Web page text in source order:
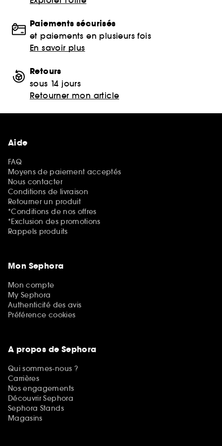
Paiements sécurisés
et paiements en plusieurs fois
En savoir plus
Retours
sous 14 jours
Retourner mon article
Aide
FAQ
Moyens de paiement acceptés
Nous contacter
Conditions de livraison
Retourner un produit
*Conditions de nos offres
*Exclusion des promotions
Rappels produits
Mon Sephora
Mon compte
My Sephora
Authenticité des avis
Préférence cookies
A propos de Sephora
Qui sommes-nous ?
Carrières
Nos engagements
Découvrir Sephora
Sephora Stands
Magasins